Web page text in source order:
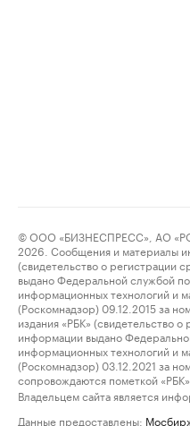
© ООО «БИЗНЕСПРЕСС», АО
2026. Сообщения и материалы
(свидетельство о регистрации
выдано Федеральной службой
информационных технологий и
(Роскомнадзор) 09.12.2015 за
издания «РБК» (свидетельство
информации выдано
информационных технологий и
(Роскомнадзор) 03.12.2021 за
сопровождаются пометкой «РБК».
Владельцем сайта является
Данные предоставлены: